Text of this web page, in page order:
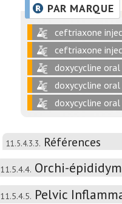
PAR MARQUE
ceftriaxone
ceftriaxone
doxycycline
doxycycline
doxycycline
11.5.4.3.3. Références
11.5.4.4. Orchi-
11.5.4.5. Pelvic